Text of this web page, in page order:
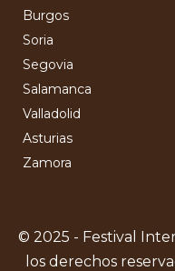
Burgos
Soria
Segovia
Salamanca
Valladolid
Asturias
Zamora
© 2025 - Festival
los derechos